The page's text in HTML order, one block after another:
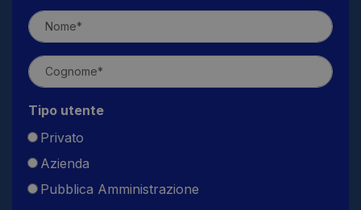
Tipo utente
Privato
Azienda
Pubblica Amministrazione